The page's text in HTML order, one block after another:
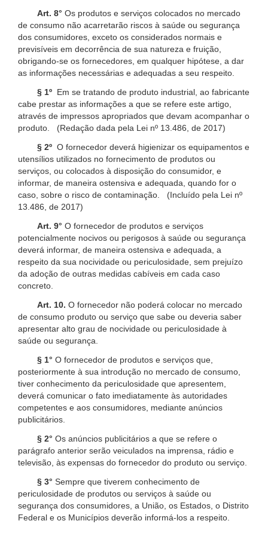
Art. 8° Os produtos e serviços colocados no mercado
de consumo não acarretarão riscos à saúde ou segurança
dos consumidores, exceto os considerados normais e
previsíveis em decorrência de sua natureza e fruição,
obrigando-se os fornecedores, em qualquer hipótese, a dar
as informações necessárias e adequadas a seu respeito.
§ 1º Em se tratando de produto industrial, ao fabricante
cabe prestar as informações a que se refere este artigo,
através de impressos apropriados que devam acompanhar o
produto. (Redação dada pela Lei nº 13.486, de 2017)
§ 2º O fornecedor deverá higienizar os equipamentos e
utensílios utilizados no fornecimento de produtos ou
serviços, ou colocados à disposição do consumidor, e
informar, de maneira ostensiva e adequada, quando for o
caso, sobre o risco de contaminação. (Incluído pela Lei nº
13.486, de 2017)
Art. 9° O fornecedor de produtos e serviços
potencialmente nocivos ou perigosos à saúde ou segurança
deverá informar, de maneira ostensiva e adequada, a
respeito da sua nocividade ou periculosidade, sem prejuízo
da adoção de outras medidas cabíveis em cada caso
concreto.
Art. 10. O fornecedor não poderá colocar no mercado
de consumo produto ou serviço que sabe ou deveria saber
apresentar alto grau de nocividade ou periculosidade à
saúde ou segurança.
§ 1° O fornecedor de produtos e serviços que,
posteriormente à sua introdução no mercado de consumo,
tiver conhecimento da periculosidade que apresentem,
deverá comunicar o fato imediatamente às autoridades
competentes e aos consumidores, mediante anúncios
publicitários.
§ 2° Os anúncios publicitários a que se refere o
parágrafo anterior serão veiculados na imprensa, rádio e
televisão, às expensas do fornecedor do produto ou serviço.
§ 3° Sempre que tiverem conhecimento de
periculosidade de produtos ou serviços à saúde ou
segurança dos consumidores, a União, os Estados, o Distrito
Federal e os Municípios deverão informá-los a respeito.